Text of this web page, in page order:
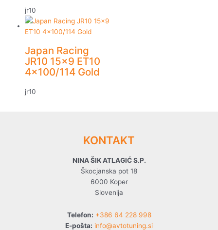
jr10
Japan Racing
JR10 15×9 ET10
4×100/114 Gold
jr10
KONTAKT
NINA ŠIK ATLAGIĆ S.P.
Škocjanska pot 18
6000 Koper
Slovenija
Telefon: +386 64 228 998
E-pošta: info@avtotuning.si